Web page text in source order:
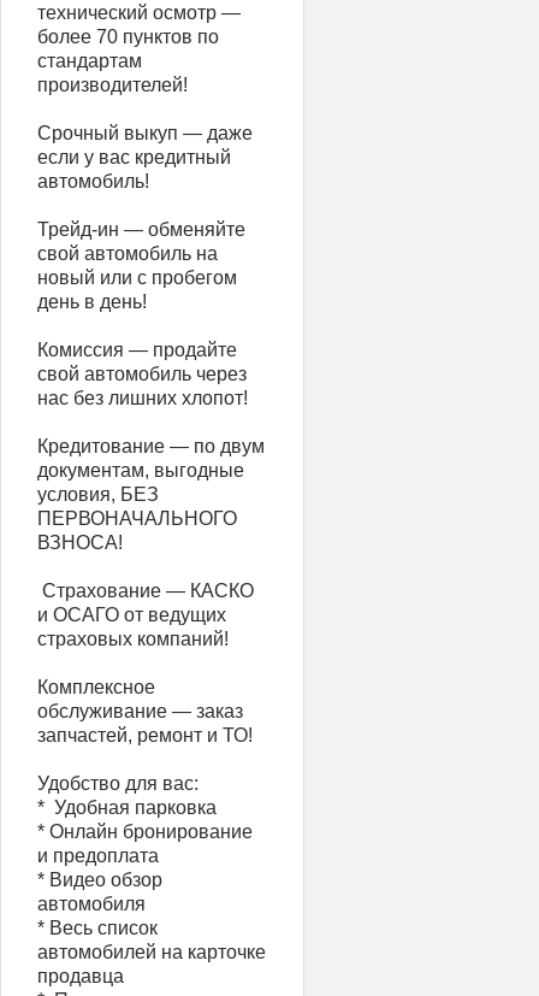
технический осмотр —
более 70 пунктов по
стандартам
производителей!
Срочный выкуп — даже
если у вас кредитный
автомобиль!
Трейд-ин — обменяйте
свой автомобиль на
новый или с пробегом
день в день!
Комиссия — продайте
свой автомобиль через
нас без лишних хлопот!
Кредитование — по двум
документам, выгодные
условия, БЕЗ
ПЕРВОНАЧАЛЬНОГО
ВЗНОСА!
️ Страхование — КАСКО
и ОСАГО от ведущих
страховых компаний!
Комплексное
обслуживание — заказ
запчастей, ремонт и ТО!
Удобство для вас:
* ️ Удобная парковка
* Онлайн бронирование
и предоплата
* Видео обзор
автомобиля
* Весь список
автомобилей на карточке
продавца